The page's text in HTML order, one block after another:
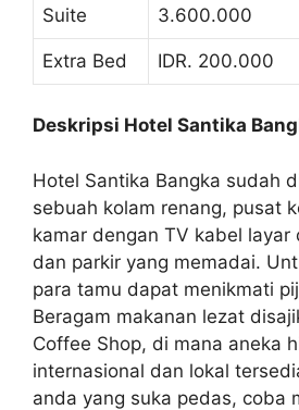
Suite
3.600.000
Extra Bed IDR. 200.000
Deskripsi Hotel Santika
Hotel Santika Bangka sudah
sebuah kolam renang, pusat
kamar dengan TV kabel layar
dan parkir yang memadai.
para tamu dapat menikmati
Beragam makanan lezat
Coffee Shop, di mana aneka
internasional dan lokal
anda yang suka pedas, coba